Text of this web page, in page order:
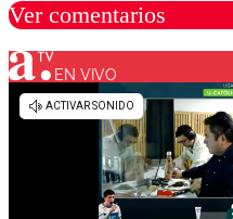
Ver comentarios
Los comentarios son
diálogo
EN VIVO